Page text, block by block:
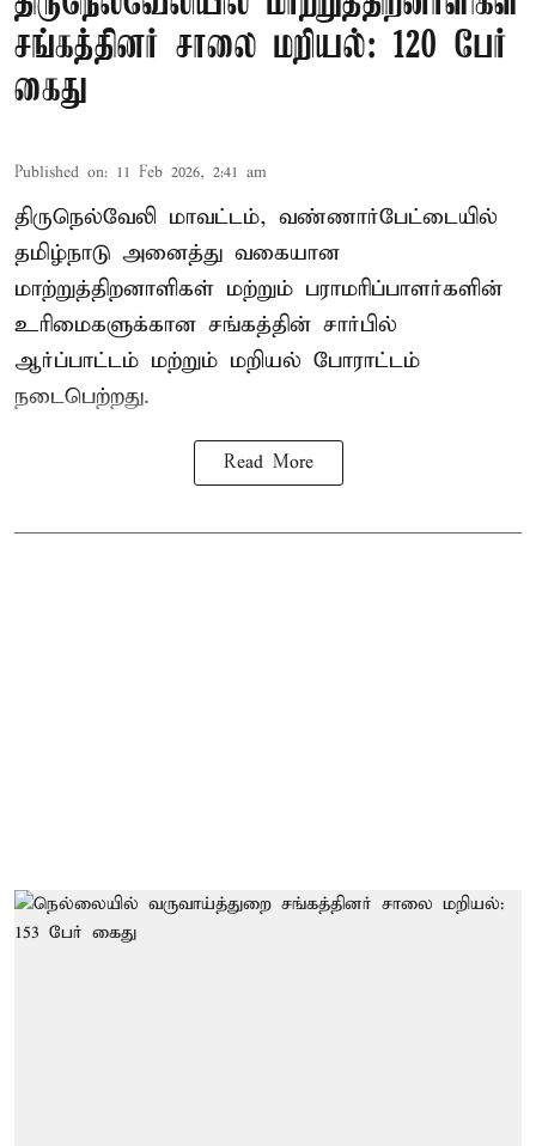
சங்கத்தினர் சாலை மறியல்: 120 பேர்
கைது
Published on: 11 Feb 2026, 2:41 am
திருநெல்வேலி மாவட்டம், வண்ணார்பேட்டையில்
தமிழ்நாடு அனைத்து வகையான
மாற்றுத்திறனாளிகள் மற்றும் பராமரிப்பாளர்களின்
உரிமைகளுக்கான சங்கத்தின் சார்பில்
ஆர்ப்பாட்டம் மற்றும் மறியல் போராட்டம்
நடைபெற்றது.
Read More